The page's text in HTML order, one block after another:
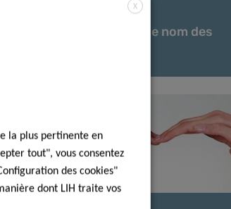
Changement de nom des
X
la plus pertinente en
tout", vous consentez
des cookies"
dont LIH traite vos